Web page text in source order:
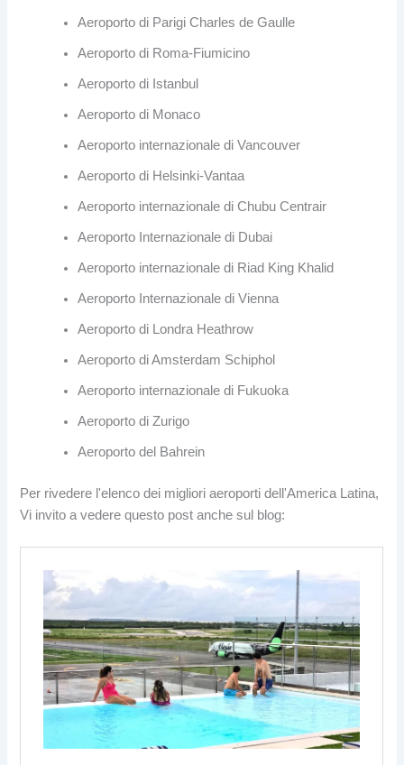
Aeroporto di Parigi Charles de Gaulle
Aeroporto di Roma-Fiumicino
Aeroporto di Istanbul
Aeroporto di Monaco
Aeroporto internazionale di Vancouver
Aeroporto di Helsinki-Vantaa
Aeroporto internazionale di Chubu Centrair
Aeroporto Internazionale di Dubai
Aeroporto internazionale di Riad King Khalid
Aeroporto Internazionale di Vienna
Aeroporto di Londra Heathrow
Aeroporto di Amsterdam Schiphol
Aeroporto internazionale di Fukuoka
Aeroporto di Zurigo
Aeroporto del Bahrein
Per rivedere l'elenco dei migliori aeroporti dell'America Latina,
Vi invito a vedere questo post anche sul blog: